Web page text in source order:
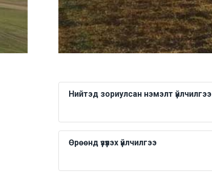
Нийтэд зориулсан нэмэлт үйлчилгээ
Өрөөнд үзүүлэх үйлчилгээ